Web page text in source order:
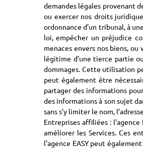
demandes légales provenant
ou exercer nos droits
ordonnance d’un tribunal, à
loi, empêcher un préjudice
menaces envers nos biens,
légitime d’une tierce partie
dommages. Cette utilisation
peut également être
partager des informations
des informations à son sujet
sans s’y limiter le nom,
Entreprises affiliées :
améliorer les Services. Ces
l'agence EASY peut